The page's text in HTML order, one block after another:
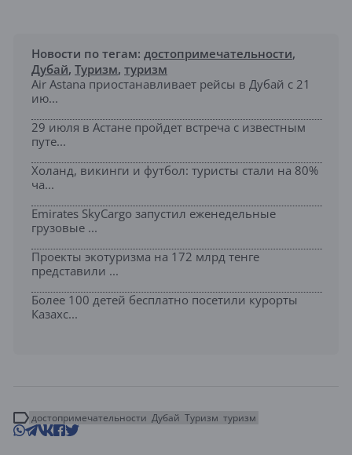
Новости по тегам: достопримечательности,
Дубай, Туризм, туризм
Air Astana приостанавливает рейсы в Дубай с 21
ию...
29 июля в Астане пройдет встреча с известным
путе...
Холанд, викинги и футбол: туристы стали на 80%
ча...
Emirates SkyCargo запустил еженедельные
грузовые ...
Проекты экотуризма на 172 млрд тенге
представили ...
Более 100 детей бесплатно посетили курорты
Казахс...
достопримечательности Дубай Туризм туризм